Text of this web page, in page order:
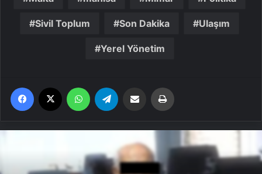
Sivil Toplum Son Dakika Ulaşım
Yerel Yönetim
Facebook WhatsApp Email'den paylaş